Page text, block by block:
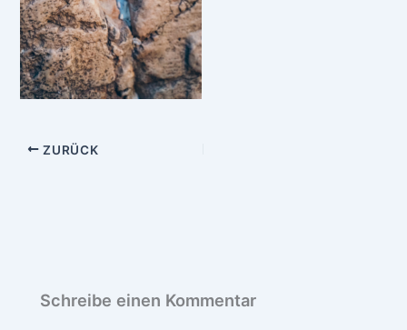
ZURÜCK
Schreibe einen Kommentar